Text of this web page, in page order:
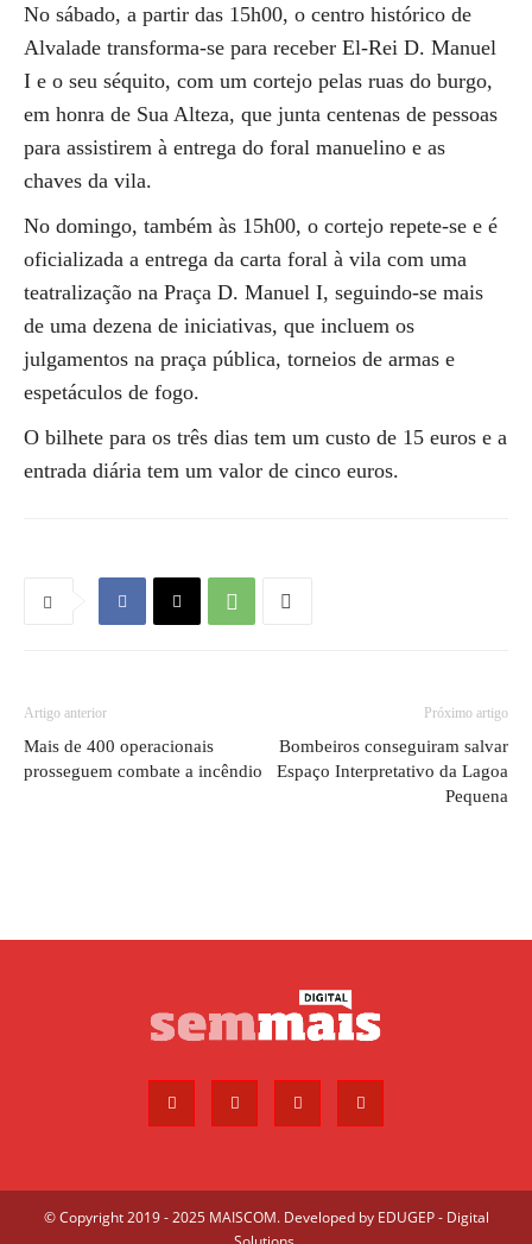
No sábado, a partir das 15h00, o centro histórico de
Alvalade transforma-se para receber El-Rei D. Manuel
I e o seu séquito, com um cortejo pelas ruas do burgo,
em honra de Sua Alteza, que junta centenas de pessoas
para assistirem à entrega do foral manuelino e as
chaves da vila.
No domingo, também às 15h00, o cortejo repete-se e é
oficializada a entrega da carta foral à vila com uma
teatralização na Praça D. Manuel I, seguindo-se mais
de uma dezena de iniciativas, que incluem os
julgamentos na praça pública, torneios de armas e
espetáculos de fogo.
O bilhete para os três dias tem um custo de 15 euros e a
entrada diária tem um valor de cinco euros.
Artigo anterior
Mais de 400 operacionais
prosseguem combate a incêndio
Próximo artigo
Bombeiros conseguiram salvar
Espaço Interpretativo da Lagoa
Pequena
© Copyright 2019 - 2025 MAISCOM. Developed by EDUGEP - Digital